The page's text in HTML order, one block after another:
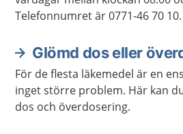
Telefonnumret är 0771-46 70 10.
Glömd dos eller
För de flesta läkemedel är en
inget större problem. Här kan
dos och överdosering.